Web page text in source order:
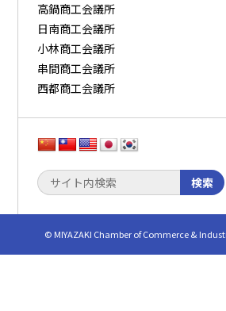
高鍋商工会議所
日南商工会議所
小林商工会議所
串間商工会議所
西都商工会議所
検索
© MIYAZAKI Chamber of Commerce &